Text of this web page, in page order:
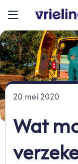
20 mei 2020
Wat